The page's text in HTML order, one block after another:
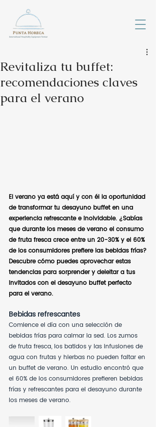
Revitaliza tu buffet:
recomendaciones claves
para el verano
El verano ya está aquí y con él la oportunidad
de transformar tu desayuno buffet en una
experiencia refrescante e inolvidable. ¿Sabías
que durante los meses de verano el consumo
de fruta fresca crece entre un 20-30% y el 60%
de los consumidores prefiere las bebidas frías?
Descubre cómo puedes aprovechar estas
tendencias para sorprender y deleitar a tus
invitados con el desayuno buffet perfecto
para el verano.
Bebidas refrescantes
Comience el día con una selección de
bebidas frías para calmar la sed. Los zumos
de fruta fresca, los batidos y las infusiones de
agua con frutas y hierbas no pueden faltar en
un buffet de verano. Un estudio encontró que
el 60% de los consumidores prefieren bebidas
frías y refrescantes para el desayuno durante
los meses de verano.